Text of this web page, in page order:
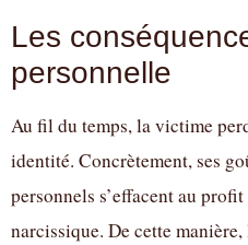
Les
personnelle
Au fil du temps, la victime
identité. Concrètement, ses
personnels s’effacent au
narcissique. De cette